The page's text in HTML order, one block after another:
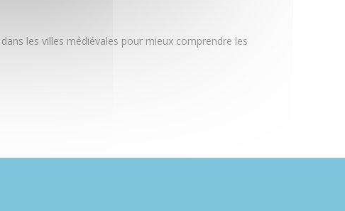
les villes médiévales pour mieux comprendre les